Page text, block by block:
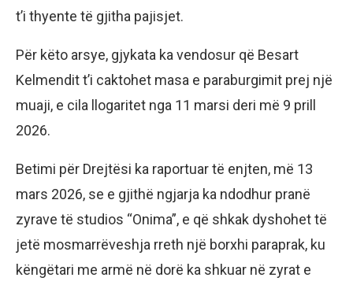
t’i thyente të gjitha pajisjet.
Për këto arsye, gjykata ka vendosur që Besart
Kelmendit t’i caktohet masa e paraburgimit prej një
muaji, e cila llogaritet nga 11 marsi deri më 9 prill
2026.
Betimi për Drejtësi ka raportuar të enjten, më 13
mars 2026, se e gjithë ngjarja ka ndodhur pranë
zyrave të studios “Onima”, e që shkak dyshohet të
jetë mosmarrëveshja rreth një borxhi paraprak, ku
këngëtari me armë në dorë ka shkuar në zyrat e